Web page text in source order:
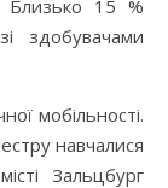
Близько 15 %
здобувачами
мобільності.
навчалися
Зальцбург